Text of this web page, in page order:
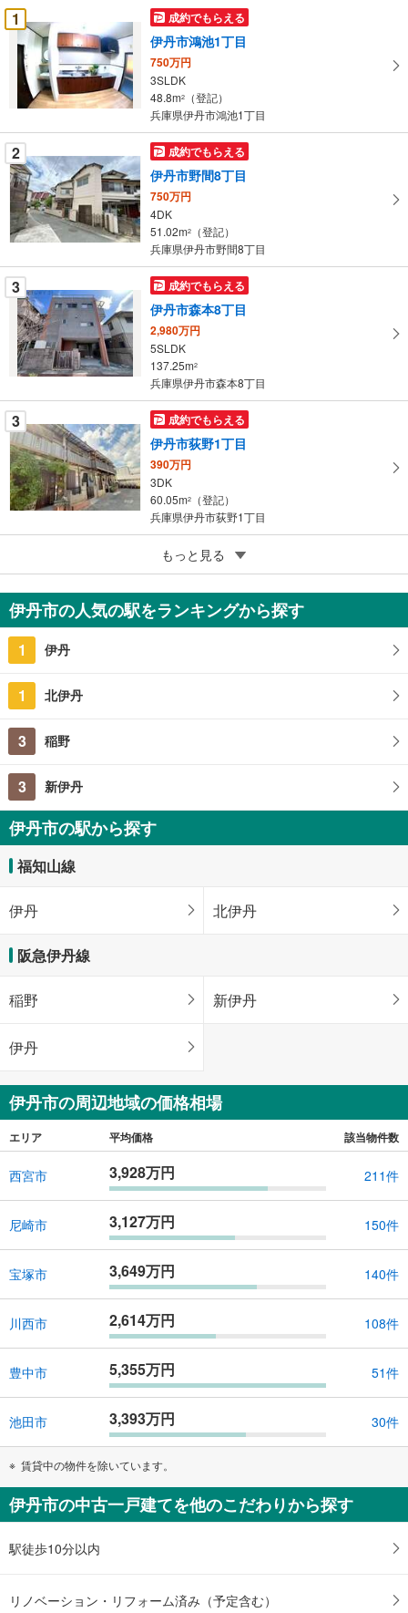
受
け
取
る
条
件
を
マ
イ
ペ
ー
に
保
存
す
る
1 成約でもらえる
伊丹市鴻池1丁目
750万円
3SLDK
48.8m2
（登記）
兵庫県伊丹市鴻池1丁目
2 成約でもらえる
伊丹市野間8丁目
750万円
4DK
51.02m2
（登記）
兵庫県伊丹市野間8丁目
3 成約でもらえる
伊丹市森本8丁目
2,980万円
5SLDK
137.25m2
兵庫県伊丹市森本8丁目
3 成約でもらえる
伊丹市荻野1丁目
390万円
3DK
60.05m2
（登記）
兵庫県伊丹市荻野1丁目
成約でもらえる
伊丹市柏木町2丁目
5,980万円
4LDK
もっと見る
伊丹市の人気の駅をランキングから探す
1 伊丹
1 北伊丹
3 稲野
3 新伊丹
伊丹市の駅から探す
福知山線
伊丹 北伊丹
阪急伊丹線
稲野 新伊丹
伊丹
伊丹市の周辺地域の価格相場
エリア 平均価格 該当物件数
西宮市 3,928万円 211件
尼崎市 3,127万円 150件
宝塚市 3,649万円 140件
川西市 2,614万円 108件
豊中市 5,355万円 51件
池田市 3,393万円 30件
賃貸中の物件を除いています。
伊丹市の中古一戸建てを他のこだわりから探す
駅徒歩10分以内
リノベーション・リフォーム済み（予定含む）